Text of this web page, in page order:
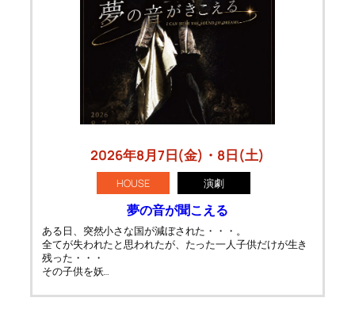
2026年8月7日(金)・8日(土)
HOUSE 演劇
夢の音が聞こえる
ある日、突然小さな国が減ぼされた・・・。
全てが失われたと思われたが、たった一人子供だけが生き
残った・・・
その子供を妖…